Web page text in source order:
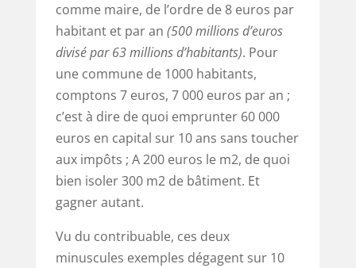
comme maire, de l’ordre de 8 euros par
habitant et par an (500 millions d’euros
divisé par 63 millions d’habitants). Pour
une commune de 1000 habitants,
comptons 7 euros, 7 000 euros par an ;
c’est à dire de quoi emprunter 60 000
euros en capital sur 10 ans sans toucher
aux impôts ; A 200 euros le m2, de quoi
bien isoler 300 m2 de bâtiment. Et
gagner autant.
Vu du contribuable, ces deux
minuscules exemples dégagent sur 10